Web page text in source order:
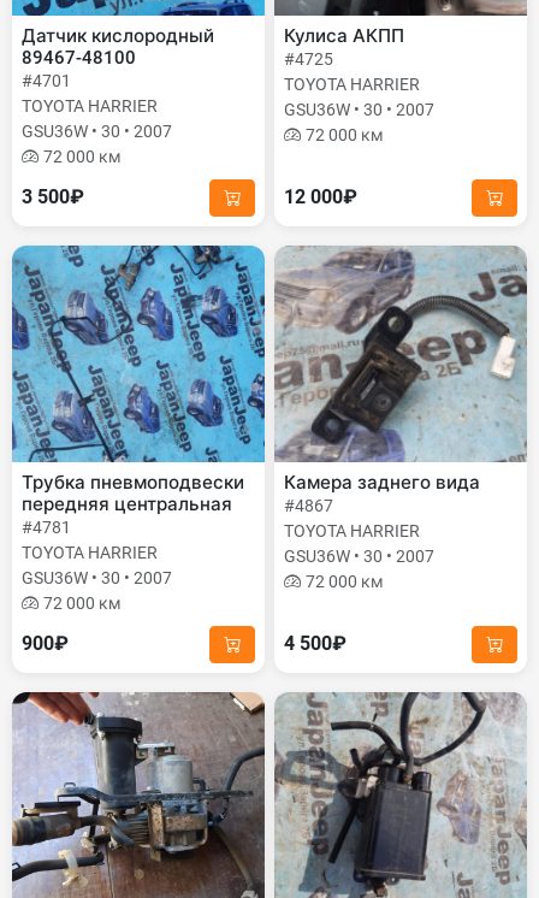
Датчик кислородный
89467-48100
#4701
TOYOTA HARRIER
GSU36W • 30 • 2007
72 000 км
3 500₽
Кулиса АКПП
#4725
TOYOTA HARRIER
GSU36W • 30 • 2007
72 000 км
12 000₽
Трубка пневмоподвески
передняя центральная
#4781
TOYOTA HARRIER
GSU36W • 30 • 2007
72 000 км
900₽
Камера заднего вида
#4867
TOYOTA HARRIER
GSU36W • 30 • 2007
72 000 км
4 500₽